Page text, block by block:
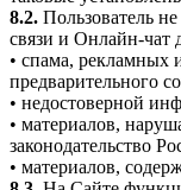
8.2. Пользователь
связи и Онлайн-чат
• спама, рекламных
предварительного
• недостоверной
• материалов,
законодательство
• материалов,